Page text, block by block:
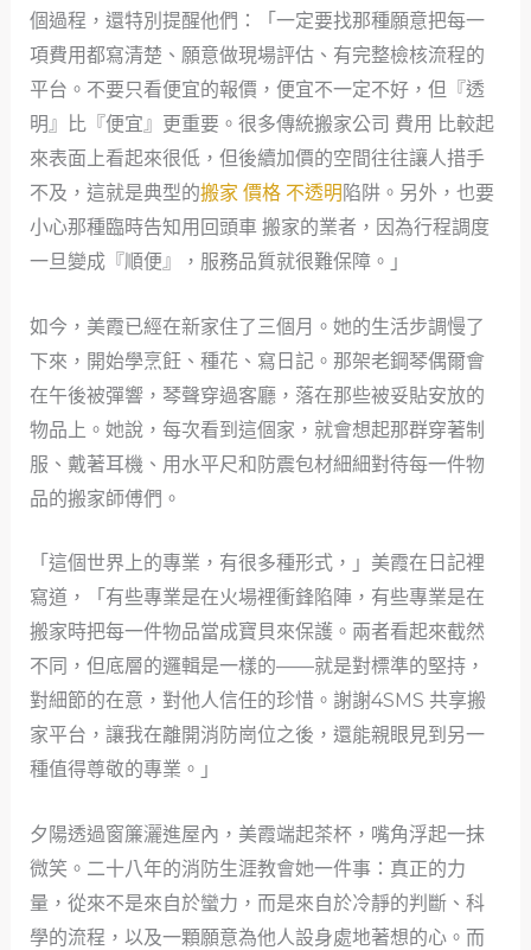
個過程，還特別提醒他們：「一定要找那種願意把每一
項費用都寫清楚、願意做現場評估、有完整檢核流程的
平台。不要只看便宜的報價，便宜不一定不好，但『透
明』比『便宜』更重要。很多傳統搬家公司 費用 比較起
來表面上看起來很低，但後續加價的空間往往讓人措手
不及，這就是典型的搬家 價格 不透明 陷阱。另外，也要
小心那種臨時告知用回頭車 搬家的業者，因為行程調度
一旦變成『順便』，服務品質就很難保障。」
如今，美霞已經在新家住了三個月。她的生活步調慢了
下來，開始學烹飪、種花、寫日記。那架老鋼琴偶爾會
在午後被彈響，琴聲穿過客廳，落在那些被妥貼安放的
物品上。她說，每次看到這個家，就會想起那群穿著制
服、戴著耳機、用水平尺和防震包材細細對待每一件物
品的搬家師傅們。
「這個世界上的專業，有很多種形式，」美霞在日記裡
寫道，「有些專業是在火場裡衝鋒陷陣，有些專業是在
搬家時把每一件物品當成寶貝來保護。兩者看起來截然
不同，但底層的邏輯是一樣的——就是對標準的堅持，
對細節的在意，對他人信任的珍惜。謝謝4SMS 共享搬
家平台，讓我在離開消防崗位之後，還能親眼見到另一
種值得尊敬的專業。」
夕陽透過窗簾灑進屋內，美霞端起茶杯，嘴角浮起一抹
微笑。二十八年的消防生涯教會她一件事：真正的力
量，從來不是來自於蠻力，而是來自於冷靜的判斷、科
學的流程，以及一顆願意為他人設身處地著想的心。而